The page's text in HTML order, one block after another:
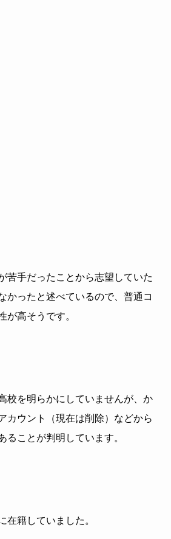
苦手だったことから志望していた
かったと述べているので、普通コ
が高そうです。
校を明らかにしていませんが、か
カウント（現在は削除）などから
ることが判明しています。
在籍していました。